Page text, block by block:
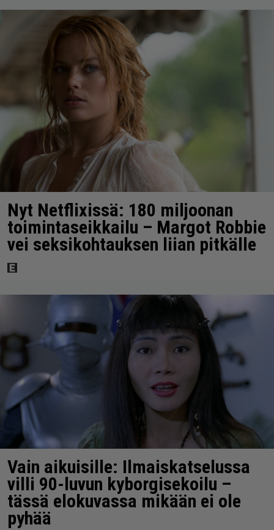
Nyt Netflixissä: 180 miljoonan
toimintaseikkailu – Margot Robbie
vei seksikohtauksen liian pitkälle
Vain aikuisille: Ilmaiskatselussa
villi 90-luvun kyborgisekoilu –
tässä elokuvassa mikään ei ole
pyhää